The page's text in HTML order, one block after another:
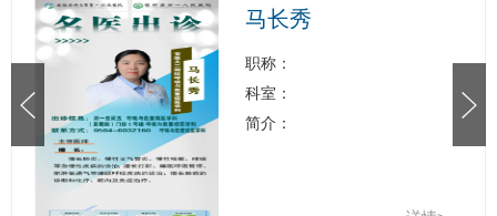
马长秀
职称：
科室：
简介：